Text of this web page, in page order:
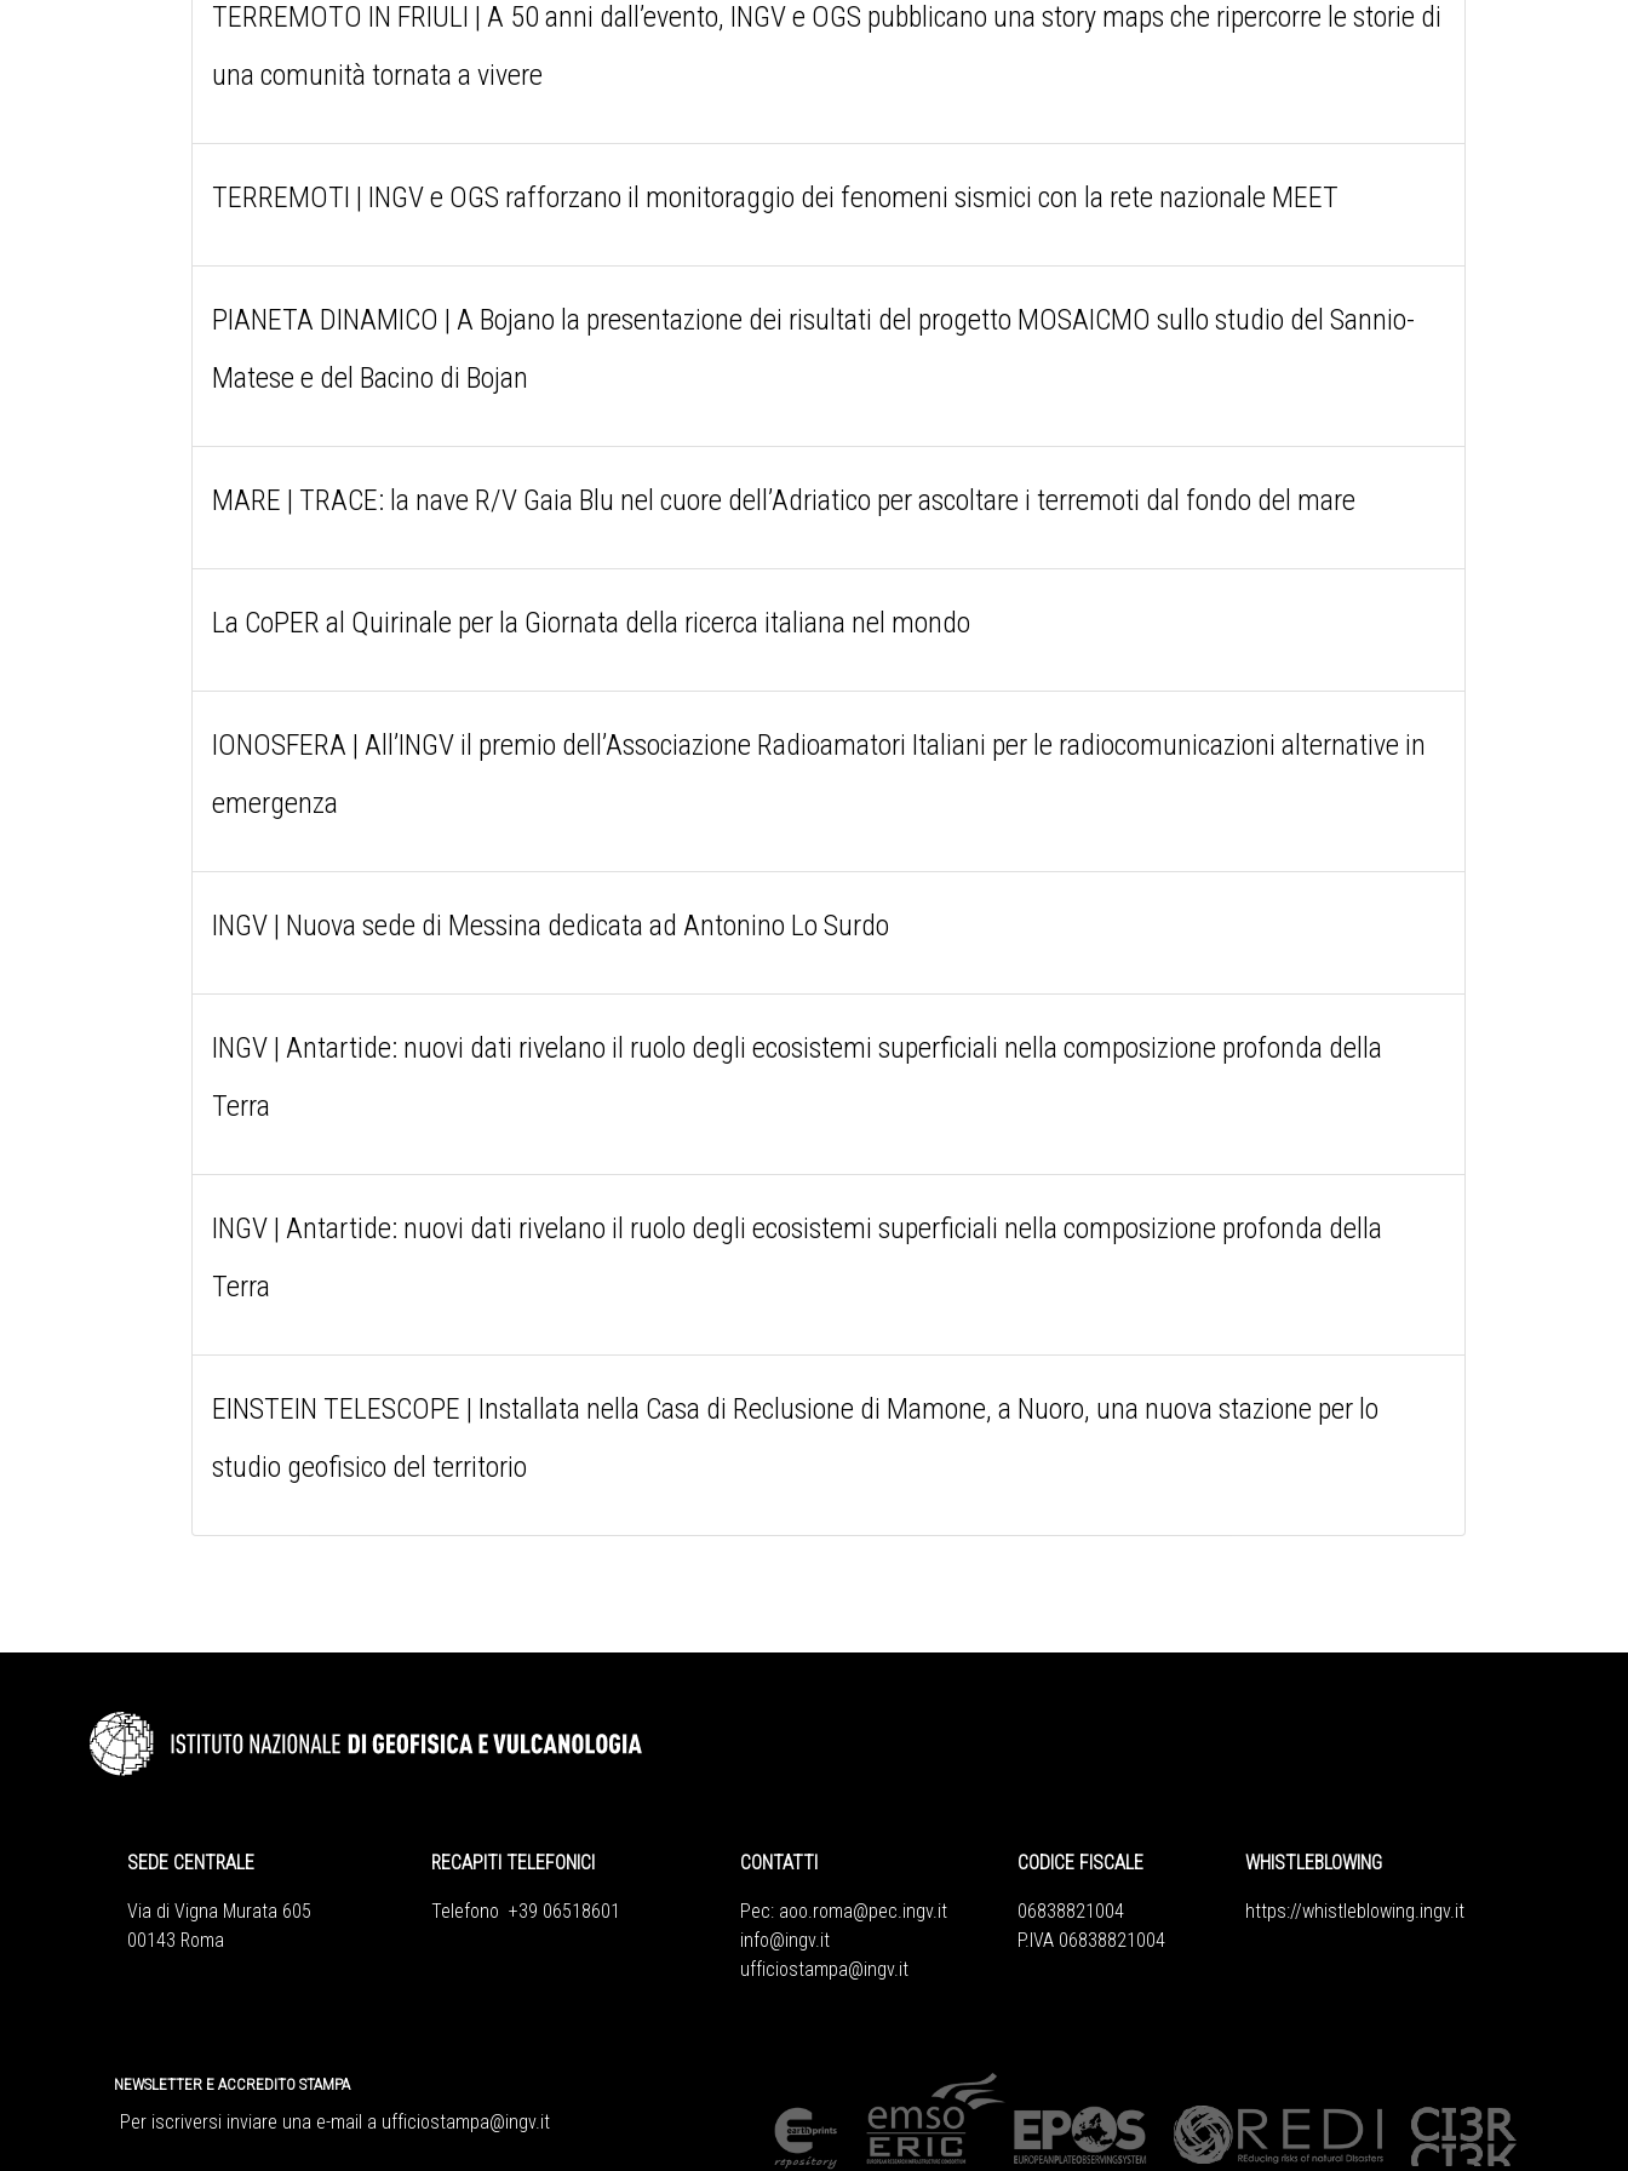
TERREMOTO IN FRIULI | A 50 anni dall’evento, INGV e OGS pubblicano una story maps che ripercorre le storie di
una comunità tornata a vivere
TERREMOTI | INGV e OGS rafforzano il monitoraggio dei fenomeni sismici con la rete nazionale MEET
PIANETA DINAMICO | A Bojano la presentazione dei risultati del progetto MOSAICMO sullo studio del Sannio-
Matese e del Bacino di Bojan
MARE | TRACE: la nave R/V Gaia Blu nel cuore dell’Adriatico per ascoltare i terremoti dal fondo del mare
La CoPER al Quirinale per la Giornata della ricerca italiana nel mondo
IONOSFERA | All’INGV il premio dell’Associazione Radioamatori Italiani per le radiocomunicazioni alternative in
emergenza
INGV | Nuova sede di Messina dedicata ad Antonino Lo Surdo
INGV | Antartide: nuovi dati rivelano il ruolo degli ecosistemi superficiali nella composizione profonda della
Terra
INGV | Antartide: nuovi dati rivelano il ruolo degli ecosistemi superficiali nella composizione profonda della
Terra
EINSTEIN TELESCOPE | Installata nella Casa di Reclusione di Mamone, a Nuoro, una nuova stazione per lo
studio geofisico del territorio
SEDE CENTRALE
Via di Vigna Murata 605
00143 Roma
RECAPITI TELEFONICI
Telefono +39 06518601
CONTATTI
Pec: aoo.roma@pec.ingv.it
info@ingv.it
ufficiostampa@ingv.it
CODICE FISCALE
06838821004
P.IVA 06838821004
WHISTLEBLOWING
https://whistleblowing.ingv. it
NEWSLETTER E ACCREDITO STAMPA
Per iscriversi inviare una e-mail a ufficiostampa@ingv.it